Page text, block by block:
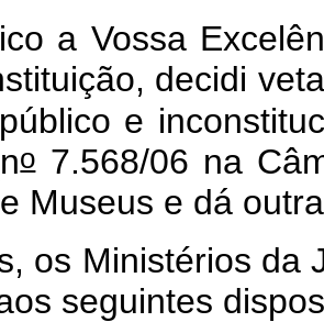
a Vossa
decidi
e
o7.568/06 na
Museus e dá
os Ministérios da
seguintes